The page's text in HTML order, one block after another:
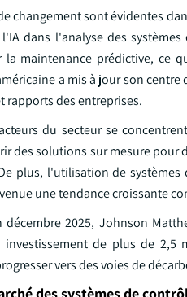
changement sont évidentes
dans l'analyse des
la maintenance prédictive, ce
a mis à jour son
rapports des entreprises.
du secteur se
des solutions sur mesure pour
plus, l'utilisation de
une tendance croissante
décembre 2025, Johnson
investissement de plus de 2,5
vers des voies de